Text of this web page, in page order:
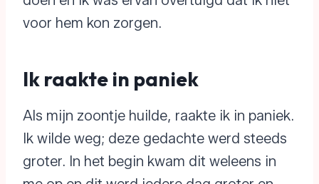
voor hem kon zorgen.
Ik raakte in paniek
Als mijn zoontje huilde, raakte ik in paniek.
Ik wilde weg; deze gedachte werd steeds
groter. In het begin kwam dit weleens in